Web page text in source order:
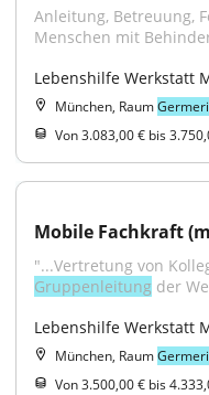
Anleitung, Betreuung,
Menschen mit
Lebenshilfe Werkstatt
München, Raum
Von 3.083,00 € bis
Mobile Fachkraft
Gruppenleitung der
Lebenshilfe Werkstatt
München, Raum
Von 3.500,00 € bis